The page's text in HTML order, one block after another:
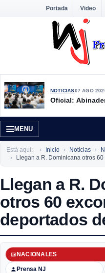
Portada Video
NOTICIAS07 AGO
Oficial:
MENU
Está aquí: Inicio Noticias
Llegan a R. Dominicana otros
Llegan a R.
otros 60
deportados
Prensa NJ
NACIONALES